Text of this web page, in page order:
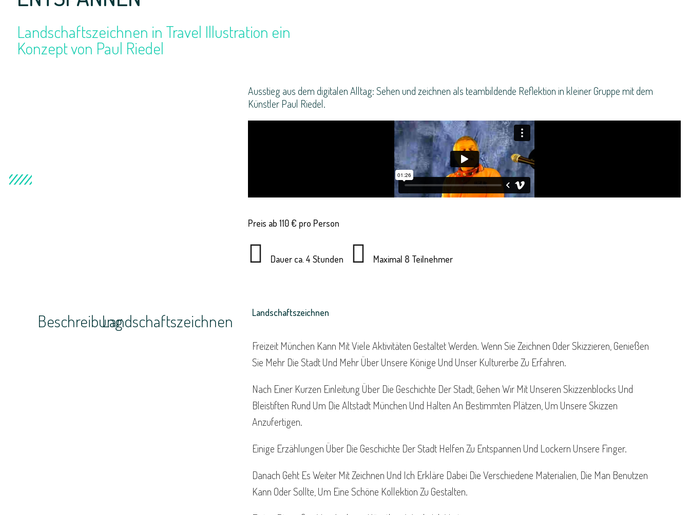
Landschaftszeichnen in Travel Illustration ein
Konzept von Paul Riedel
Ausstieg aus dem digitalen Alltag: Sehen und zeichnen als teambildende Reflektion in kleiner Gruppe mit dem
Künstler Paul Riedel.
Preis ab 110 € pro Person
Dauer ca. 4 Stunden Maximal 8 Teilnehmer
BeschreibungLandschaftszeichnen Landschaftszeichnen
Freizeit München Kann Mit Viele Aktivitäten Gestaltet Werden. Wenn Sie Zeichnen Oder Skizzieren, Genießen
Sie Mehr Die Stadt Und Mehr Über Unsere Könige Und Unser Kulturerbe Zu Erfahren.
Nach Einer Kurzen Einleitung Über Die Geschichte Der Stadt, Gehen Wir Mit Unseren Skizzenblocks Und
Bleistiften Rund Um Die Altstadt München Und Halten An Bestimmten Plätzen, Um Unsere Skizzen
Anzufertigen.
Einige Erzählungen Über Die Geschichte Der Stadt Helfen Zu Entspannen Und Lockern Unsere Finger.
Danach Geht Es Weiter Mit Zeichnen Und Ich Erkläre Dabei Die Verschiedene Materialien, Die Man Benutzen
Kann Oder Sollte, Um Eine Schöne Kollektion Zu Gestalten.